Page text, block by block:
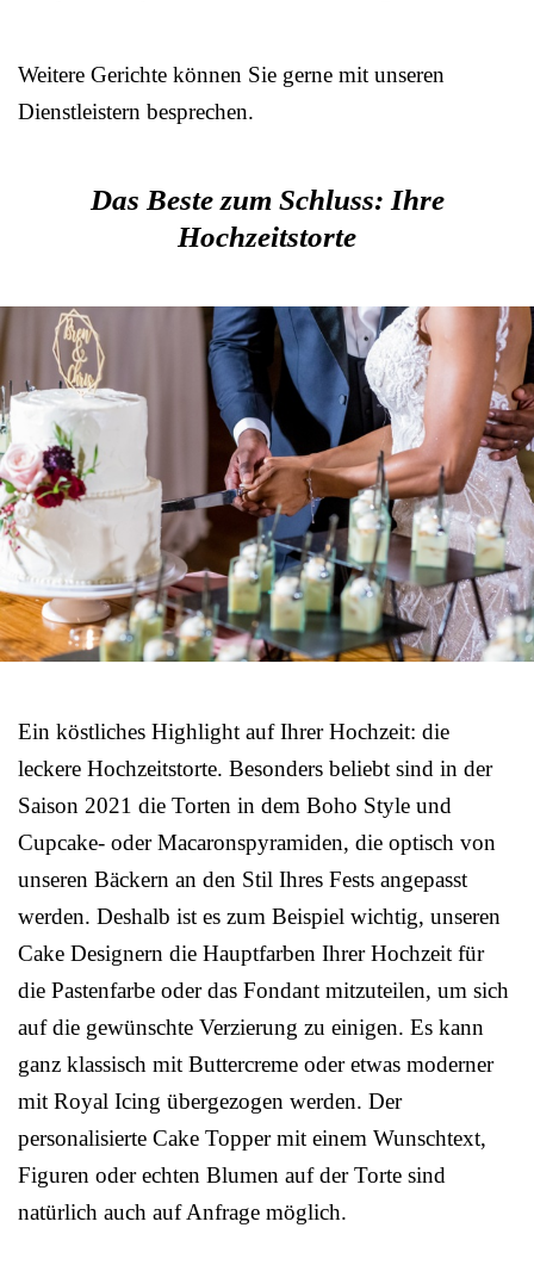
Weitere Gerichte können Sie gerne mit unseren
Dienstleistern besprechen.
Das Beste zum Schluss: Ihre
Hochzeitstorte
Ein köstliches Highlight auf Ihrer Hochzeit: die
leckere Hochzeitstorte. Besonders beliebt sind in der
Saison 2021 die Torten in dem Boho Style und
Cupcake- oder Macaronspyramiden, die optisch von
unseren Bäckern an den Stil Ihres Fests angepasst
werden. Deshalb ist es zum Beispiel wichtig, unseren
Cake Designern die Hauptfarben Ihrer Hochzeit für
die Pastenfarbe oder das Fondant mitzuteilen, um sich
auf die gewünschte Verzierung zu einigen. Es kann
ganz klassisch mit Buttercreme oder etwas moderner
mit Royal Icing übergezogen werden. Der
personalisierte Cake Topper mit einem Wunschtext,
Figuren oder echten Blumen auf der Torte sind
natürlich auch auf Anfrage möglich.